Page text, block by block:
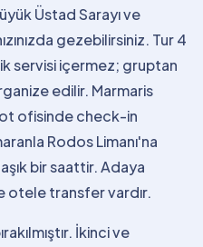
Üstad Sarayı ve
gezebilirsiniz. Tur 4
servisi içermez; gruptan
edilir. Marmaris
ofisinde check-in
Rodos Limanı'na
bir saattir. Adaya
otele transfer vardır.
İkinci ve